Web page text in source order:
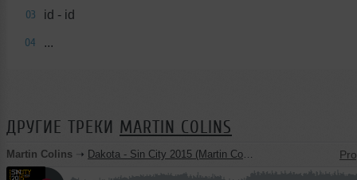
03 id - id
04 ...
ДРУГИЕ ТРЕКИ MARTIN COLINS
Martin Colins ➝ Dakota - Sin City 2015 (Martin Colins Remix) [Preview]